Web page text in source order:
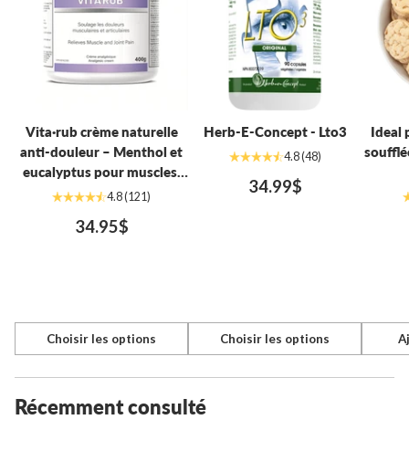
Vita·rub crème naturelle
anti-douleur – Menthol et
eucalyptus pour muscles,
dos et arthrite (400g)
4.8(121)
34.95$
Choisir les options
Quantité
Herb-E-Concept - Lto3
4.8(48)
34.99$
Choisir les options
Quantité
Ideal
Récemment consulté